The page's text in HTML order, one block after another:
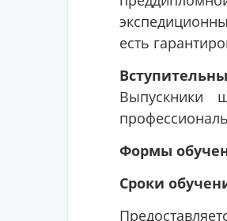
есть
Выпускники
Формы
Сроки